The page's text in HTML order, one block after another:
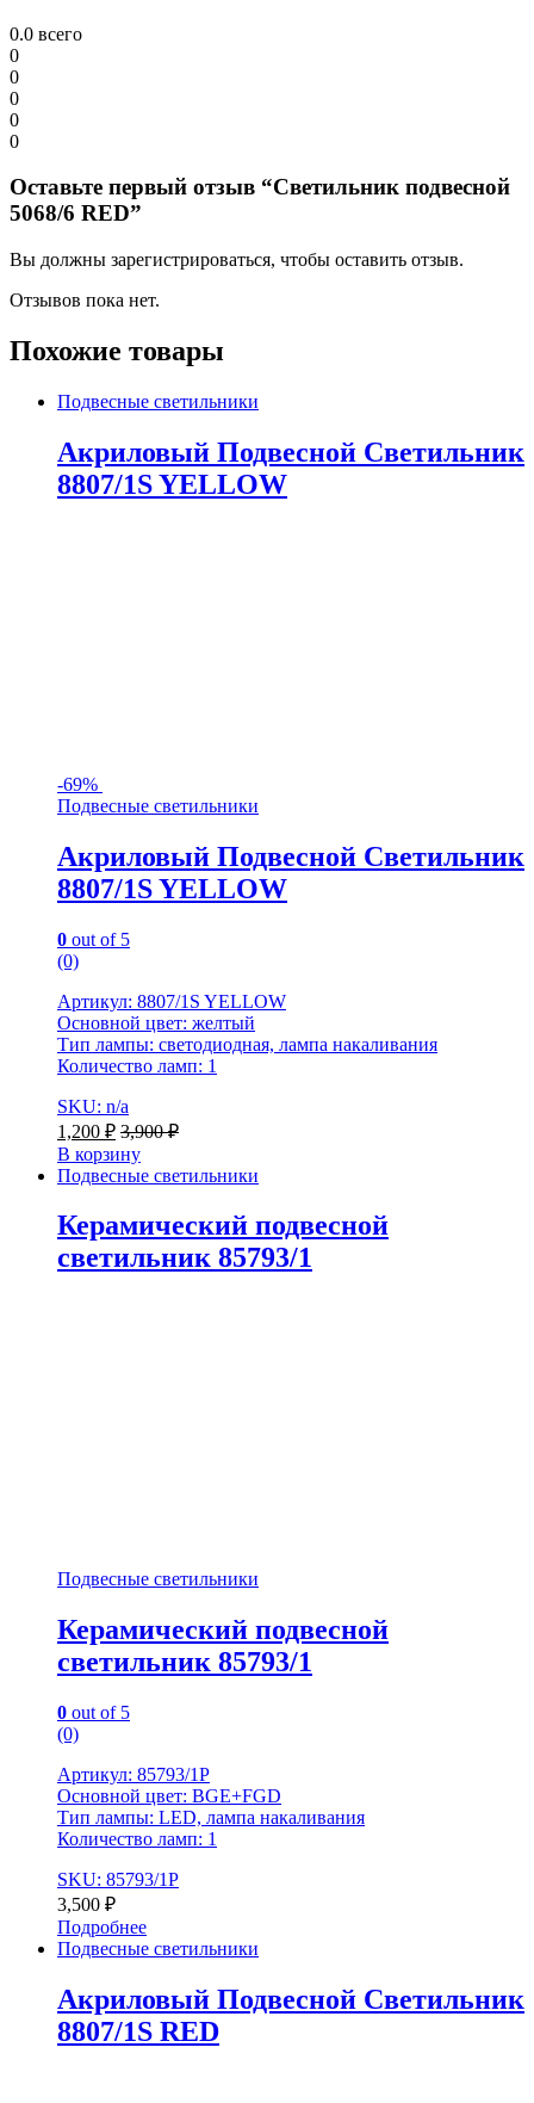
0.0 всего
0
0
0
0
0
Оставьте первый отзыв “Светильник подвесной
5068/6 RED”
Вы должны зарегистрироваться, чтобы оставить отзыв.
Отзывов пока нет.
Похожие товары
Подвесные светильники
Акриловый Подвесной Светильник
8807/1S YELLOW
-69%
Подвесные светильники
Акриловый Подвесной Светильник
8807/1S YELLOW
0 out of 5
(0)
Артикул: 8807/1S YELLOW
Основной цвет: желтый
Тип лампы: светодиодная, лампа накаливания
Количество ламп: 1
SKU: n/a
1,200 ₽ 3,900₽
В корзину
Подвесные светильники
Керамический подвесной
светильник 85793/1
Подвесные светильники
Керамический подвесной
светильник 85793/1
0 out of 5
(0)
Артикул: 85793/1P
Основной цвет: BGE+FGD
Тип лампы: LED, лампа накаливания
Количество ламп: 1
SKU: 85793/1P
3,500 ₽
Подробнее
Подвесные светильники
Акриловый Подвесной Светильник
8807/1S RED